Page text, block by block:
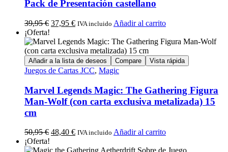
Pack de Presentación castellano
39,95€ 37,95 € IVA incluido Añadir al carrito
¡Oferta!
Añadir a la lista de deseos Compare Vista rápida
Juegos de Cartas JCC, Magic
Marvel Legends Magic: The Gathering Figura
Man-Wolf (con carta exclusiva metalizada) 15
cm
50,95€ 48,40 € IVA incluido Añadir al carrito
¡Oferta!